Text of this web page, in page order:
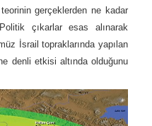
gerçeklerden ne kadar
çıkarlar esas alınarak
İsrail topraklarında yapılan
denli etkisi altında olduğunu